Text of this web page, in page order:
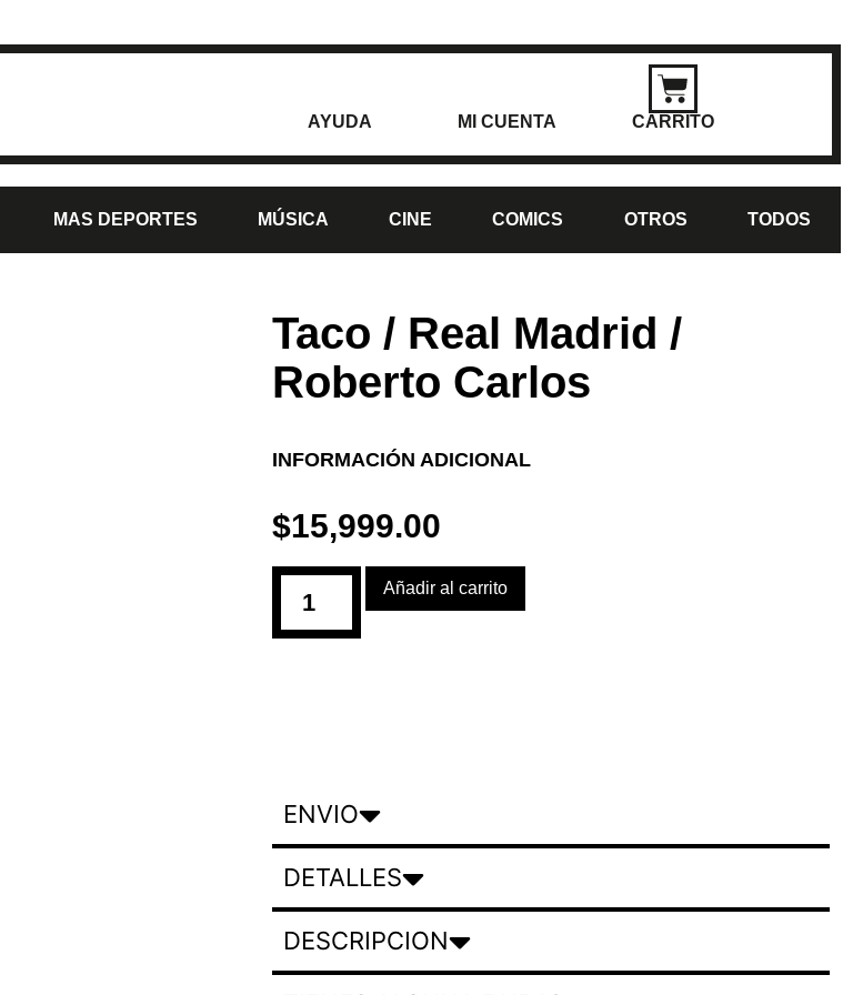
AYUDA MI CUENTA CARRITO
MAS DEPORTES MÚSICA CINE COMICS OTROS TODOS
Taco / Real Madrid /
Roberto Carlos
INFORMACIÓN ADICIONAL
$15,999.00
Añadir al carrito
ENVIO
DETALLES
DESCRIPCION